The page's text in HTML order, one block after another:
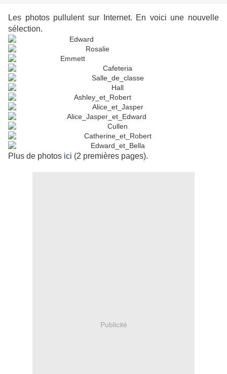
Les photos pullulent sur Internet. En voici une nouvelle
sélection.
Plus de photos ici (2 premières pages).
Publicité